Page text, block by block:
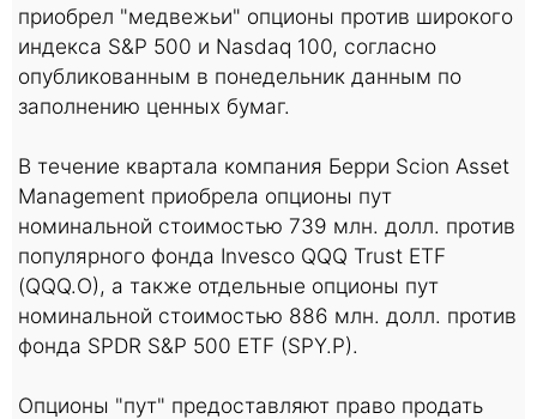
приобрел "медвежьи" опционы против широкого
индекса S&P 500 и Nasdaq 100, согласно
опубликованным в понедельник данным по
заполнению ценных бумаг.
В течение квартала компания Берри Scion Asset
Management приобрела опционы пут
номинальной стоимостью 739 млн. долл. против
популярного фонда Invesco QQQ Trust ETF
(QQQ.O), а также отдельные опционы пут
номинальной стоимостью 886 млн. долл. против
фонда SPDR S&P 500 ETF (SPY.P).
Опционы "пут" предоставляют право продать